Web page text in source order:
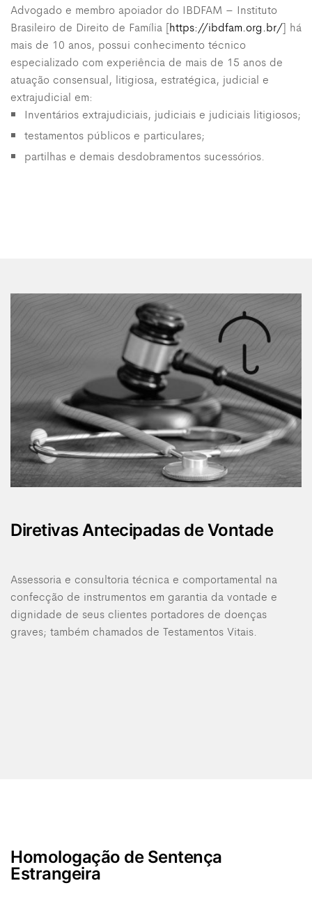
Advogado e membro apoiador do IBDFAM – Instituto
Brasileiro de Direito de Família [https://ibdfam.org.br/] há
mais de 10 anos, possui conhecimento técnico
especializado com experiência de mais de 15 anos de
atuação consensual, litigiosa, estratégica, judicial e
extrajudicial em:
Inventários extrajudiciais, judiciais e judiciais litigiosos;
testamentos públicos e particulares;
partilhas e demais desdobramentos sucessórios.
Diretivas Antecipadas de Vontade
Assessoria e consultoria técnica e comportamental na
confecção de instrumentos em garantia da vontade e
dignidade de seus clientes portadores de doenças
graves; também chamados de Testamentos Vitais.
Homologação de Sentença
Estrangeira